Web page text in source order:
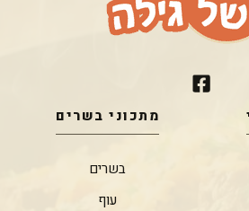
מתכוני בשרים
בשרים
עוף